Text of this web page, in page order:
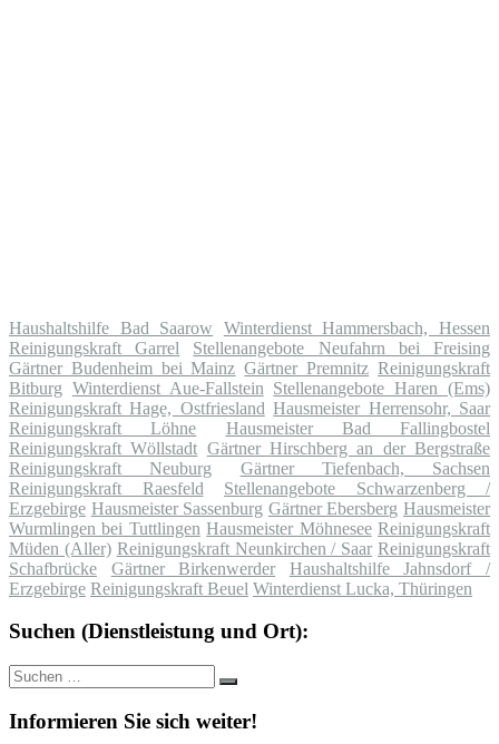
Haushaltshilfe Bad Saarow
Winterdienst Hammersbach, Hessen
Reinigungskraft Garrel
Stellenangebote Neufahrn bei Freising
Gärtner Budenheim bei Mainz Gärtner Premnitz Reinigungskraft
Bitburg Winterdienst Aue-Fallstein Stellenangebote Haren (Ems)
Reinigungskraft Hage, Ostfriesland Hausmeister Herrensohr, Saar
Reinigungskraft Löhne
Hausmeister Bad Fallingbostel
Reinigungskraft Wöllstadt Gärtner Hirschberg an der Bergstraße
Reinigungskraft Neuburg
Gärtner Tiefenbach, Sachsen
Reinigungskraft Raesfeld
Stellenangebote Schwarzenberg /
Erzgebirge Hausmeister Sassenburg Gärtner Ebersberg Hausmeister
Wurmlingen bei Tuttlingen Hausmeister Möhnesee Reinigungskraft
Müden (Aller) Reinigungskraft Neunkirchen / Saar Reinigungskraft
Schafbrücke
Gärtner Birkenwerder
Haushaltshilfe Jahnsdorf /
Erzgebirge Reinigungskraft Beuel Winterdienst Lucka, Thüringen
Suchen (Dienstleistung und Ort):
Suche
nach:
Suchen
Informieren Sie sich weiter!